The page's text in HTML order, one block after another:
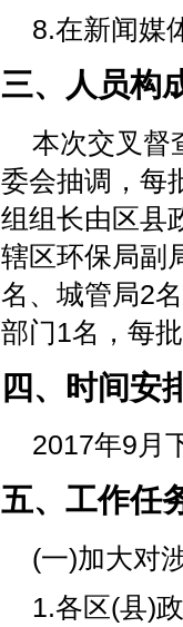
8.在新闻媒
三、人员构
本次交叉督
委会抽调，每
组组长由区县
辖区环保局副
名、城管局2
部门1名，每
四、时间安
2017年9月
五、工作任
(一)加大对
1.各区(县)